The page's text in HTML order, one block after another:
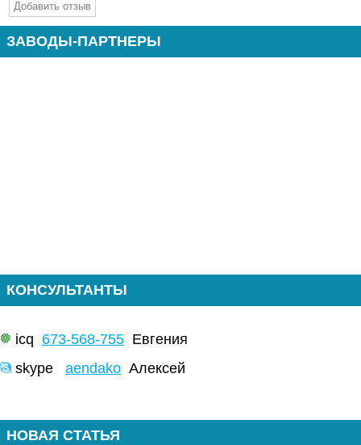
ЗАВОДЫ-ПАРТНЕРЫ
КОНСУЛЬТАНТЫ
icq 673-568-755 Евгения
skype aendako Алексей
НОВАЯ СТАТЬЯ